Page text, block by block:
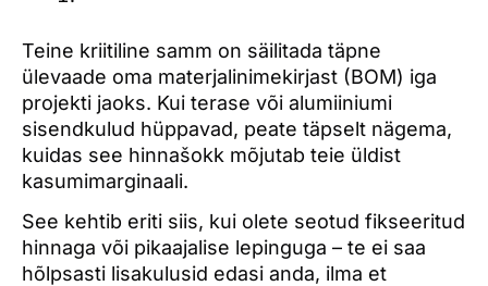
Teine kriitiline samm on säilitada täpne
ülevaade oma materjalinimekirjast (BOM) iga
projekti jaoks. Kui terase või alumiiniumi
sisendkulud hüppavad, peate täpselt nägema,
kuidas see hinnašokk mõjutab teie üldist
kasumimarginaali.
See kehtib eriti siis, kui olete seotud fikseeritud
hinnaga või pikaajalise lepinguga – te ei saa
hõlpsasti lisakulusid edasi anda, ilma et